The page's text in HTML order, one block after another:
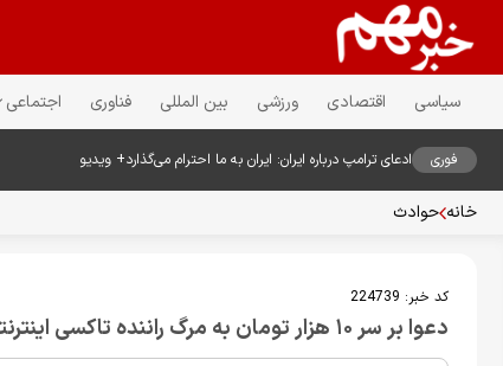
سیاسی اقتصادی ورزشی بین المللی فناوری اجتماعی
فوری ادعای ترامپ درباره ایران: ایران به ما احترام می‌گذارد+ ویدیو
خانه حوادث
کد خبر: 224739
دعوا بر سر ۱۰ هزار تومان به مرگ راننده تاکسی اینترنتی منجر شد